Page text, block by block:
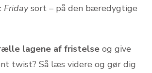
Fridaysort – på den bæredygtige
lagene af fristelse og give
twist? Så læs videre og gør dig